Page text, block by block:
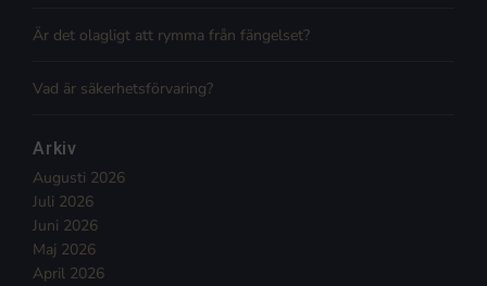
Är det olagligt att rymma från fängelset?
Vad är säkerhetsförvaring?
Arkiv
Augusti 2026
Juli 2026
Juni 2026
Maj 2026
April 2026